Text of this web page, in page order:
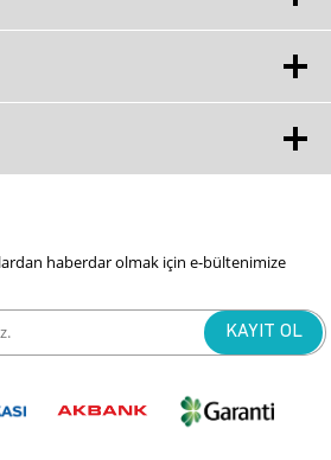
haberdar olmak için e-bültenimize